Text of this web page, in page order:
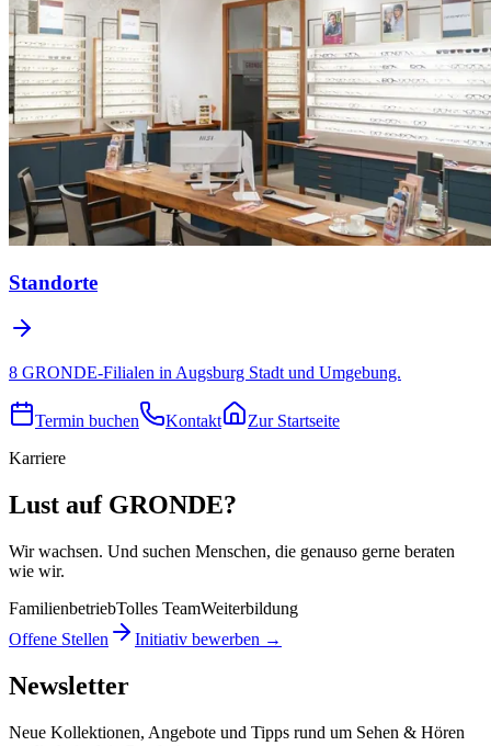
Standorte
8 GRONDE-Filialen in Augsburg Stadt und Umgebung.
Termin buchen Kontakt
Zur Startseite
Karriere
Lust auf GRONDE?
Wir wachsen. Und suchen Menschen, die genauso gerne beraten
wie wir.
FamilienbetriebTolles TeamWeiterbildung
Offene Stellen
Initiativ bewerben →
Newsletter
Neue Kollektionen, Angebote und Tipps rund um Sehen & Hören